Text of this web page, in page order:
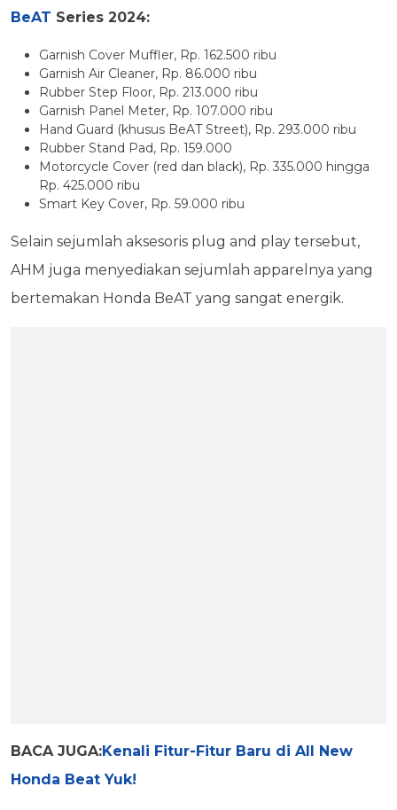
BeAT Series 2024:
Garnish Cover Muffler, Rp. 162.500 ribu
Garnish Air Cleaner, Rp. 86.000 ribu
Rubber Step Floor, Rp. 213.000 ribu
Garnish Panel Meter, Rp. 107.000 ribu
Hand Guard (khusus BeAT Street), Rp. 293.000 ribu
Rubber Stand Pad, Rp. 159.000
Motorcycle Cover (red dan black), Rp. 335.000 hingga
Rp. 425.000 ribu
Smart Key Cover, Rp. 59.000 ribu
Selain sejumlah aksesoris plug and play tersebut,
AHM juga menyediakan sejumlah apparelnya yang
bertemakan Honda BeAT yang sangat energik.
BACA JUGA:Kenali Fitur-Fitur Baru di All New
Honda Beat Yuk!